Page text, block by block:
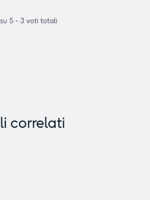
5- 3 voti totali
correlati